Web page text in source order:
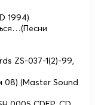
1994)
ZS-037-1(2)-99,
08) (Master Sound